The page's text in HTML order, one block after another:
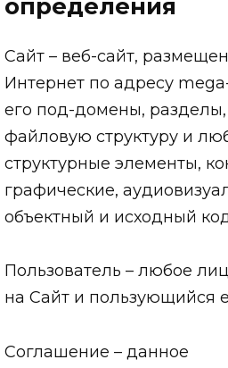
определения
Сайт – веб-сайт,
Интернет по адресу
его под-домены,
файловую структуру и
структурные элементы,
графические,
объектный и исходный
Пользователь – любое
на Сайт и пользующийся
Соглашение – данное